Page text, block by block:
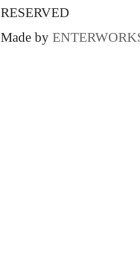
RESERVED
Made by